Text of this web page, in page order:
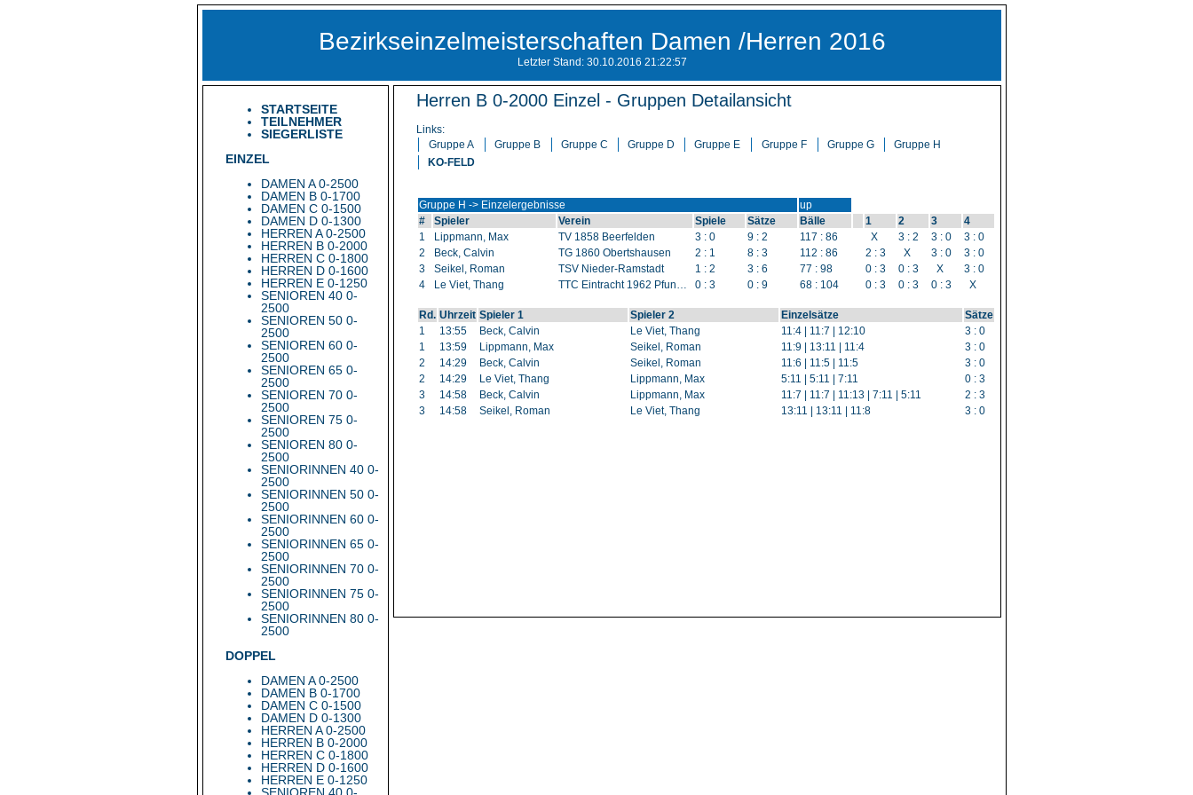
Bezirkseinzelmeisterschaften Damen /Herren 2016
Letzter Stand: 30.10.2016 21:22:57
STARTSEITE
TEILNEHMER
SIEGERLISTE
EINZEL
DAMEN A 0-2500
DAMEN B 0-1700
DAMEN C 0-1500
DAMEN D 0-1300
HERREN A 0-2500
HERREN B 0-2000
HERREN C 0-1800
HERREN D 0-1600
HERREN E 0-1250
SENIOREN 40 0-
2500
SENIOREN 50 0-
2500
SENIOREN 60 0-
2500
SENIOREN 65 0-
2500
SENIOREN 70 0-
2500
SENIOREN 75 0-
2500
SENIOREN 80 0-
2500
SENIORINNEN 40 0-
2500
SENIORINNEN 50 0-
2500
SENIORINNEN 60 0-
2500
SENIORINNEN 65 0-
2500
SENIORINNEN 70 0-
2500
SENIORINNEN 75 0-
2500
SENIORINNEN 80 0-
2500
DOPPEL
DAMEN A 0-2500
DAMEN B 0-1700
DAMEN C 0-1500
DAMEN D 0-1300
HERREN A 0-2500
HERREN B 0-2000
HERREN C 0-1800
HERREN D 0-1600
HERREN E 0-1250
Herren B 0-2000 Einzel - Gruppen Detailansicht
Links:
Gruppe A
Gruppe B Gruppe C Gruppe D Gruppe E Gruppe F Gruppe G
Gruppe H
KO-FELD
Gruppe H -> Einzelergebnisse
up
#
Spieler Verein Spiele Sätze Bälle 1 2 3
4
1
Lippmann, Max TV 1858 Beerfelden 3 : 0 9 : 2 117 : 86 X 3 : 2 3 : 0
3 : 0
2
Beck, Calvin TG 1860 Obertshausen 2 : 1 8 : 3 112 : 86 2 : 3 X 3 : 0
3 : 0
3
Seikel, Roman TSV Nieder-Ramstadt 1 : 2 3 : 6 77 : 98 0 : 3 0 : 3 X
3 : 0
4
Le Viet, Thang TTC Eintracht 1962 Pfungstadt 0 : 3 0 : 9 68 : 104 0 : 3 0 : 3 0 : 3 X
Rd. Uhrzeit Spieler 1 Spieler 2 Einzelsätze
Sätze
1
13:55 Beck, Calvin Le Viet, Thang 11:4 | 11:7 | 12:10
3 : 0
1
13:59 Lippmann, Max Seikel, Roman 11:9 | 13:11 | 11:4
3 : 0
2
14:29 Beck, Calvin Seikel, Roman 11:6 | 11:5 | 11:5
3 : 0
2
14:29 Le Viet, Thang Lippmann, Max 5:11 | 5:11 | 7:11
0 : 3
3
14:58 Beck, Calvin Lippmann, Max 11:7 | 11:7 | 11:13 | 7:11 | 5:11
2 : 3
3
14:58 Seikel, Roman Le Viet, Thang 13:11 | 13:11 | 11:8 3 : 0